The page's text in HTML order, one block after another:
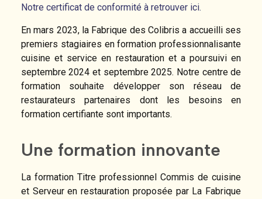
Notre certificat de conformité à retrouver ici.
En mars 2023, la Fabrique des Colibris a accueilli ses
premiers stagiaires en formation professionnalisante
cuisine et service en restauration et a poursuivi en
septembre 2024 et septembre 2025. Notre centre de
formation souhaite développer son réseau de
restaurateurs partenaires dont les besoins en
formation certifiante sont importants.
Une formation innovante
La formation Titre professionnel Commis de cuisine
et Serveur en restauration proposée par La Fabrique